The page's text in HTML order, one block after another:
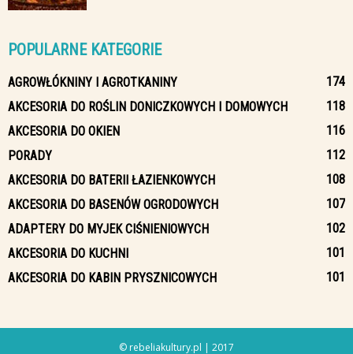
POPULARNE KATEGORIE
AGROWŁÓKNINY I AGROTKANINY
174
AKCESORIA DO ROŚLIN DONICZKOWYCH I DOMOWYCH
118
AKCESORIA DO OKIEN
116
PORADY
112
AKCESORIA DO BATERII ŁAZIENKOWYCH
108
AKCESORIA DO BASENÓW OGRODOWYCH
107
ADAPTERY DO MYJEK CIŚNIENIOWYCH
102
AKCESORIA DO KUCHNI
101
AKCESORIA DO KABIN PRYSZNICOWYCH
101
© rebeliakultury.pl | 2017